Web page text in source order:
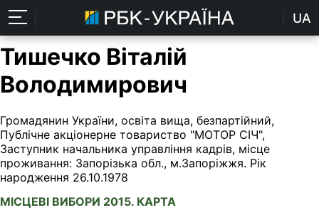
UA
Тишечко Віталій
Володимирович
Громадянин України, освіта вища, безпартійний,
Публічне акціонерне товариство "МОТОР СІЧ",
Заступник начальника управління кадрів, місце
проживання: Запорізька обл., м.Запоріжжя. Рік
народження 26.10.1978
МІСЦЕВІ ВИБОРИ 2015. КАРТА